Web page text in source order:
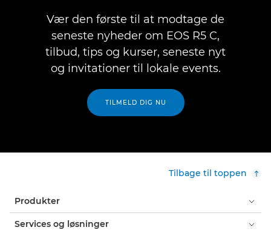
Vær den første til at modtage de
seneste nyheder om EOS R5 C,
tilbud, tips og kurser, seneste nyt
og invitationer til lokale events.
TILMELD DIG NU
Tilbage til toppen
Produkter
Services og løsninger